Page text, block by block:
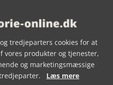
hærafdeling og nogle
er de sejrende, men
eller lemlæstes. Den centrale
tredjeparters cookies for at
vores produkter og tjenester,
og marketingsmæssige
Læs mere